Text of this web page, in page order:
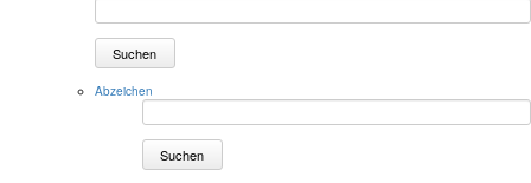
Suchen
Abzeichen
Suchen